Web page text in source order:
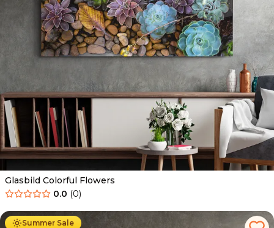
Glasbild Colorful Flowers
0.0 (0)
Summer Sale
Ab 69.90 € 44.90